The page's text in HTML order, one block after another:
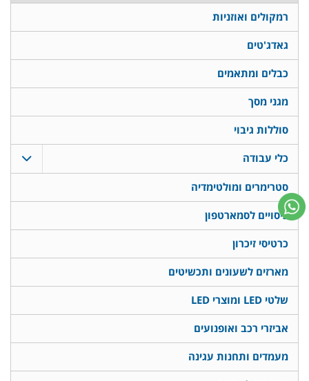
רמקולים ואוזניות
גאדג'טים
כבלים ומתאמים
מגני מסך
סוללות גיבוי
כלי עבודה
סטרימרים ומולטימדיה
כיסויים לסמארטפון
כרטיסי זיכרון
מארזים לשעונים ותכשיטים
שלטי LED ומוצרי LED
אביזרי רכב ואופנועים
מעמדים ותחנות עגינה